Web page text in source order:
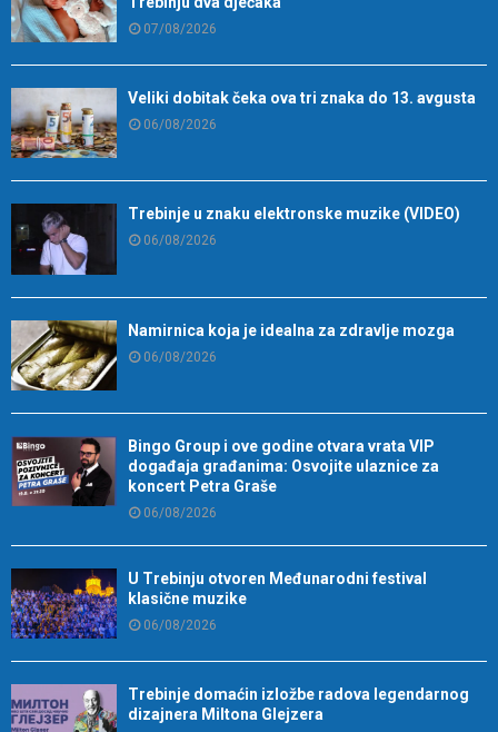
07/08/2026
Veliki dobitak čeka ova tri znaka do 13. avgusta
06/08/2026
Trebinje u znaku elektronske muzike (VIDEO)
06/08/2026
Namirnica koja je idealna za zdravlje mozga
06/08/2026
Bingo Group i ove godine otvara vrata VIP
događaja građanima: Osvojite ulaznice za
koncert Petra Graše
06/08/2026
U Trebinju otvoren Međunarodni festival
klasične muzike
06/08/2026
Trebinje domaćin izložbe radova legendarnog
dizajnera Miltona Glejzera